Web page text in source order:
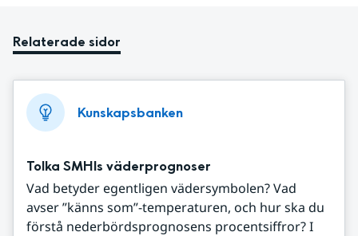
Relaterade sidor
Kunskapsbanken
Tolka SMHIs väderprognoser
Vad betyder egentligen vädersymbolen? Vad
avser ”känns som”-temperaturen, och hur ska du
förstå nederbördsprognosens procentsiffror? I